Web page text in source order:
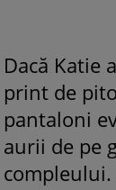
Dacă Katie
print de
pantaloni
aurii de pe
compleului.